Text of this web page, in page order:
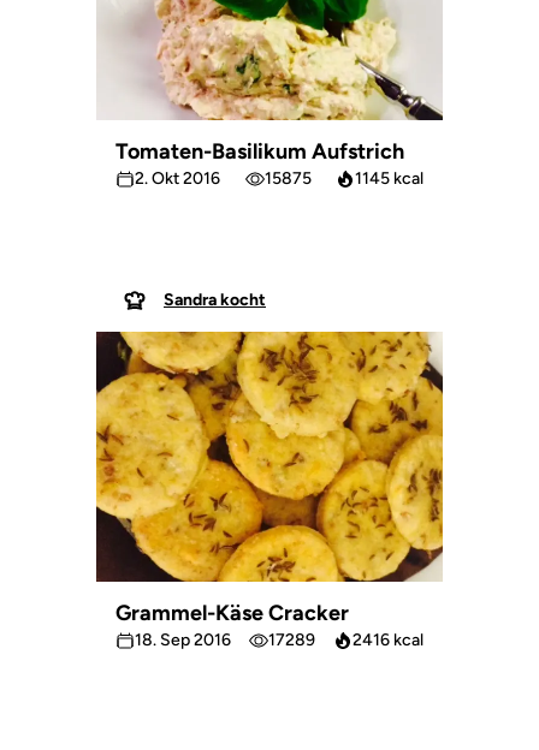
Tomaten-Basilikum Aufstrich
2. Okt 2016 15875 1145 kcal
Sandra kocht
Grammel-Käse Cracker
18. Sep 2016 17289 2416 kcal